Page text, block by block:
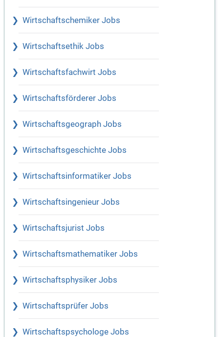
Wirtschaftschemiker Jobs
Wirtschaftsethik Jobs
Wirtschaftsfachwirt Jobs
Wirtschaftsförderer Jobs
Wirtschaftsgeograph Jobs
Wirtschaftsgeschichte Jobs
Wirtschaftsinformatiker Jobs
Wirtschaftsingenieur Jobs
Wirtschaftsjurist Jobs
Wirtschaftsmathematiker Jobs
Wirtschaftsphysiker Jobs
Wirtschaftsprüfer Jobs
Wirtschaftspsychologe Jobs